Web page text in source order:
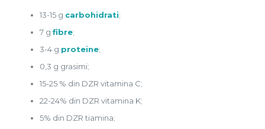
13-15 g carbohidrati;
7 g fibre;
3-4 g proteine;
0,3 g grasimi;
15-25 % din DZR vitamina C;
22-24% din DZR vitamina K;
5% din DZR tiamina;